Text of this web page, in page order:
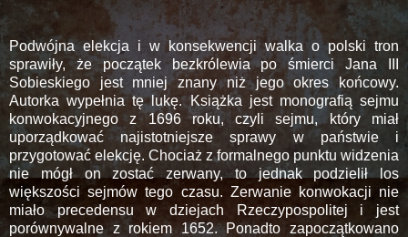
Podwójna elekcja i w konsekwencji walka o polski tron
sprawiły, że początek bezkrólewia po śmierci Jana III
Sobieskiego jest mniej znany niż jego okres końcowy.
Autorka wypełnia tę lukę. Książka jest monografią sejmu
konwokacyjnego z 1696 roku, czyli sejmu, który miał
uporządkować najistotniejsze sprawy w państwie i
przygotować elekcję. Chociaż z formalnego punktu widzenia
nie mógł on zostać zerwany, to jednak podzielił los
większości sejmów tego czasu. Zerwanie konwokacji nie
miało precedensu w dziejach Rzeczypospolitej i jest
porównywalne z rokiem 1652. Ponadto zapoczątkowano